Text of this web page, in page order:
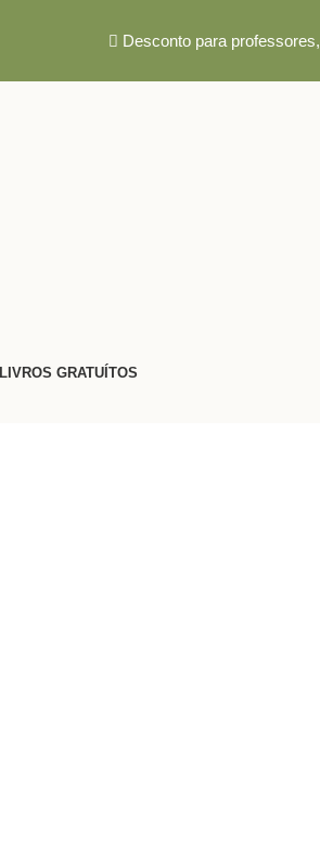
Desconto para professores,
LIVROS GRATUÍTOS